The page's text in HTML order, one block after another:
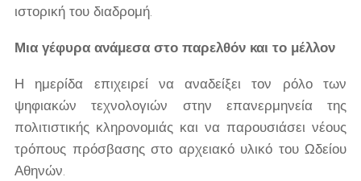
ιστορική του διαδρομή.
Μια γέφυρα ανάμεσα στο παρελθόν και το μέλλον
Η ημερίδα επιχειρεί να αναδείξει τον ρόλο των
ψηφιακών τεχνολογιών στην επανερμηνεία της
πολιτιστικής κληρονομιάς και να παρουσιάσει νέους
τρόπους πρόσβασης στο αρχειακό υλικό του Ωδείου
Αθηνών.